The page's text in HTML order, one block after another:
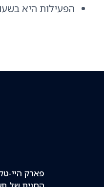
הפעילות היא
פארק היי-